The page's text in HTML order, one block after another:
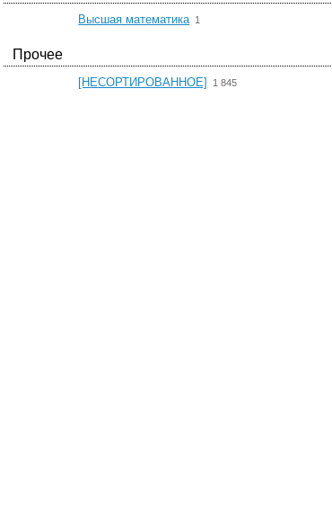
Высшая математика 1
Прочее
[НЕСОРТИРОВАННОЕ] 1 845